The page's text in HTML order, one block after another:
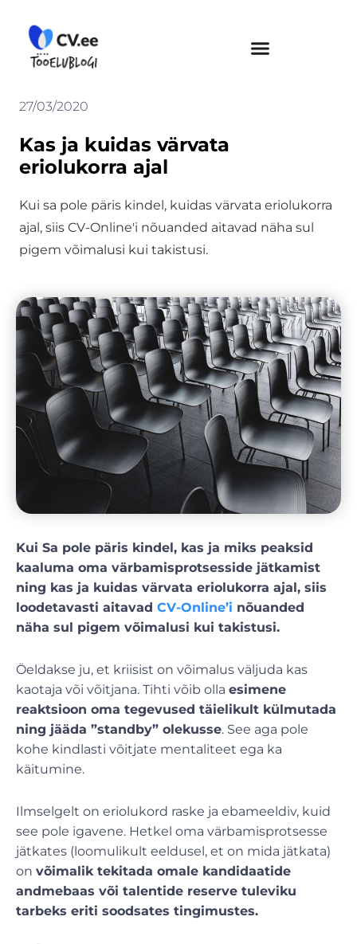
content
27/03/2020
Kas ja kuidas värvata
eriolukorra ajal
Kui sa pole päris kindel, kuidas värvata eriolukorra
ajal, siis CV-Online'i nõuanded aitavad näha sul
pigem võimalusi kui takistusi.
Kui Sa pole päris kindel, kas ja miks peaksid
kaaluma oma värbamisprotsesside jätkamist
ning kas ja kuidas värvata eriolukorra ajal, siis
loodetavasti aitavad CV-Online’i nõuanded
näha sul pigem võimalusi kui takistusi.
Öeldakse ju, et kriisist on võimalus väljuda kas
kaotaja või võitjana. Tihti võib olla esimene
reaktsioon oma tegevused täielikult külmutada
ning jääda ”standby” olekusse. See aga pole
kohe kindlasti võitjate mentaliteet ega ka
käitumine.
Ilmselgelt on eriolukord raske ja ebameeldiv, kuid
see pole igavene. Hetkel oma värbamisprotsesse
jätkates (loomulikult eeldusel, et on mida jätkata)
on võimalik tekitada omale kandidaatide
andmebaas või talentide reserve tuleviku
tarbeks eriti soodsates tingimustes.